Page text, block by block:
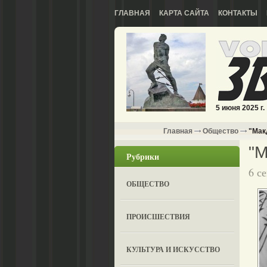
ГЛАВНАЯ КАРТА САЙТА КОНТАКТЫ
5 июня 2025 г.
Главная Общество
Рубрики
ОБЩЕСТВО
ПРОИСШЕСТВИЯ
КУЛЬТУРА И ИСКУССТВО
6